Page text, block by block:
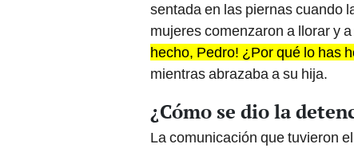
sentada en las piernas cuando
mujeres comenzaron a llorar y
hecho, Pedro! ¿Por qué lo has
mientras abrazaba a su hija.
¿Cómo se dio la
La comunicación que tuvieron